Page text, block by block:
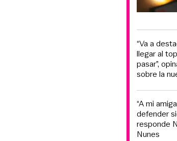
“Va a
llegar al
pasar”,
sobre la
“A mi
defender
responde
Nunes